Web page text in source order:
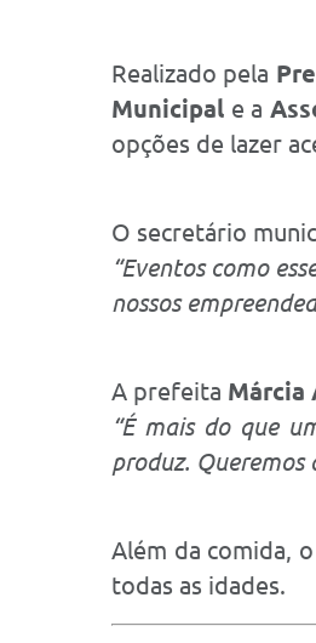
Realizado pela
Municipal e a
opções de lazer
O secretário
“Eventos como
nossos
A prefeita Márcia
“É mais do que
produz. Queremos
Além da comida,
todas as idades.